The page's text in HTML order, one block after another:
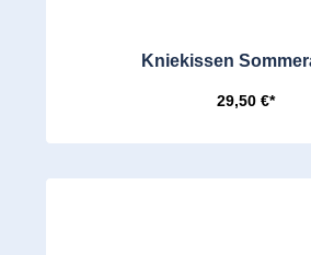
Kniekissen
29,50 €*